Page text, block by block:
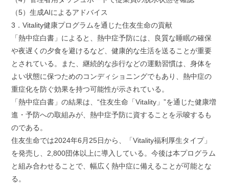
（5）生成AIによるアドバイス
3．Vitality健康プログラムを通じた住友生命の貢献
「熱中症白書」によると、熱中症予防には、良質な睡眠の確保
や夜遅くの夕食を避けるなど、健康的な生活を送ることが重要
とされている。また、継続的な歩行などの運動習慣は、身体を
よい状態に保つためのコンディショニングでもあり、熱中症の
重症化を防ぐ効果を持つ可能性が示されている。
「熱中症白書」の結果は、“住友生命「Vitality」”を通じた健康増
進・予防への取組みが、熱中症予防に資することを示唆するも
のである。
住友生命では2024年6月25日から、「Vitality福利厚生タイプ」
を発売し、2,800団体以上に導入している。今後は本プログラム
と組み合わせることで、幅広く熱中症に備えることが可能とな
る。